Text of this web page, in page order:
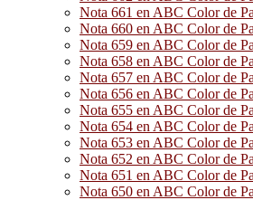
Nota 661 en ABC Color de
Nota 660 en ABC Color de
Nota 659 en ABC Color de
Nota 658 en ABC Color de
Nota 657 en ABC Color de
Nota 656 en ABC Color de
Nota 655 en ABC Color de
Nota 654 en ABC Color de
Nota 653 en ABC Color de
Nota 652 en ABC Color de
Nota 651 en ABC Color de
Nota 650 en ABC Color de